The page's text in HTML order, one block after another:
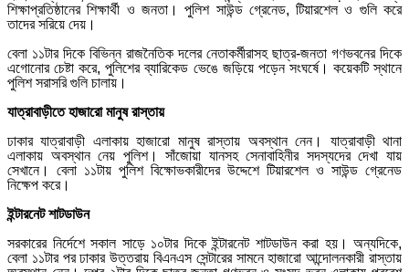
শিক্ষাপ্রতিষ্ঠানের শিক্ষার্থী ও জনতা। পুলিশ সাউন্ড গ্রেনেড, টিয়ারশেল ও গুলি করে
তাদের সরিয়ে দেয়।
বেলা ১১টার দিকে বিভিন্ন রাজনৈতিক দলের নেতাকর্মীরাসহ ছাত্র-জনতা গণভবনের দিকে
এগোনোর চেষ্টা করে, পুলিশের ব্যারিকেড ভেঙে জড়িয়ে পড়েন সংঘর্ষে। কয়েকটি স্থানে
পুলিশ সরাসরি গুলি চালায়।
যাত্রাবাড়ীতে হাজারো মানুষ রাস্তায়
ঢাকার যাত্রাবাড়ী এলাকায় হাজারো মানুষ রাস্তায় অবস্থান নেন। যাত্রাবাড়ী থানা
এলাকায় অবস্থান নেয় পুলিশ। সাঁজোয়া যানসহ সেনাবাহিনীর সদস্যদের দেখা যায়
সেখানে। বেলা ১১টায় পুলিশ বিক্ষোভকারীদের উদ্দেশে টিয়ারশেল ও সাউন্ড গ্রেনেড
নিক্ষেপ করে।
ইন্টারনেট শাটডাউন
সরকারের নির্দেশে সকাল সাড়ে ১০টার দিকে ইন্টারনেট শাটডাউন করা হয়। অন্যদিকে,
বেলা ১১টার পর ঢাকার উত্তরায় বিএনএস সেন্টারের সামনে হাজারো আন্দোলনকারী রাস্তায়